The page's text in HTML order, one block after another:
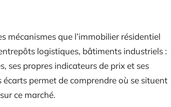
mécanismes que l’immobilier résidentiel
logistiques, bâtiments industriels :
ses propres indicateurs de prix et ses
permet de comprendre où se situent
ce marché.